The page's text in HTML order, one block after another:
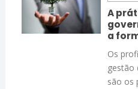
A
a
Os
gestão
são os